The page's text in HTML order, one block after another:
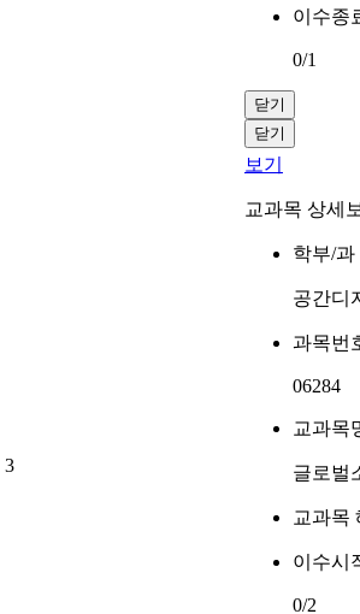
이수종
0/1
닫기
닫기
3
보기
교과목 상세
학부/과
공간디
과목번
06284
교과목
글로벌
교과목
이수시
0/2